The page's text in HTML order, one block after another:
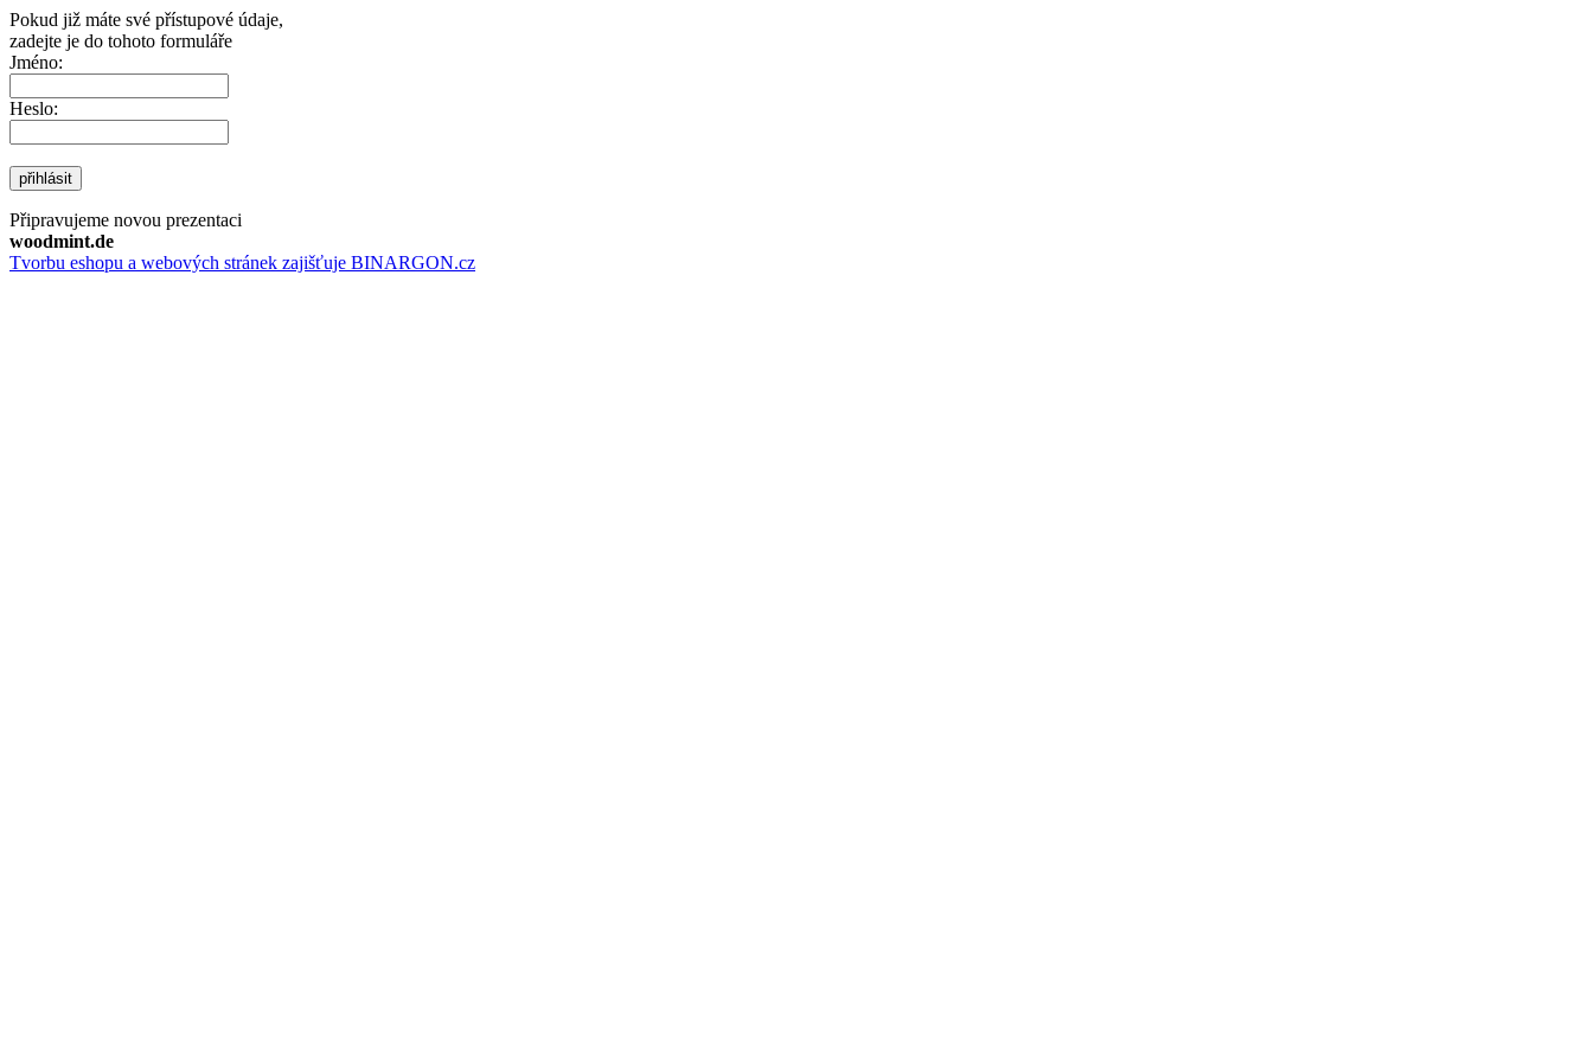
Pokud již máte své přístupové údaje,
zadejte je do tohoto formuláře
Jméno:
Heslo:
přihlásit
Připravujeme novou prezentaci
woodmint.de
Tvorbu eshopu a webových stránek zajišťuje BINARGON.cz